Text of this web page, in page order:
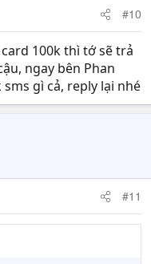
#10
100k thì tớ sẽ trả
ngay bên Phan
gì cả, reply lại nhé
#11